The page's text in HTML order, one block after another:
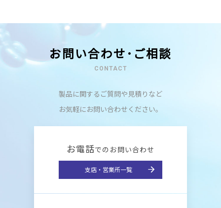
お問い合わせ･ご相談
CONTACT
製品に関するご質問や見積りなど
お気軽にお問い合わせください。
お電話でのお問い合わせ
支店・営業所一覧